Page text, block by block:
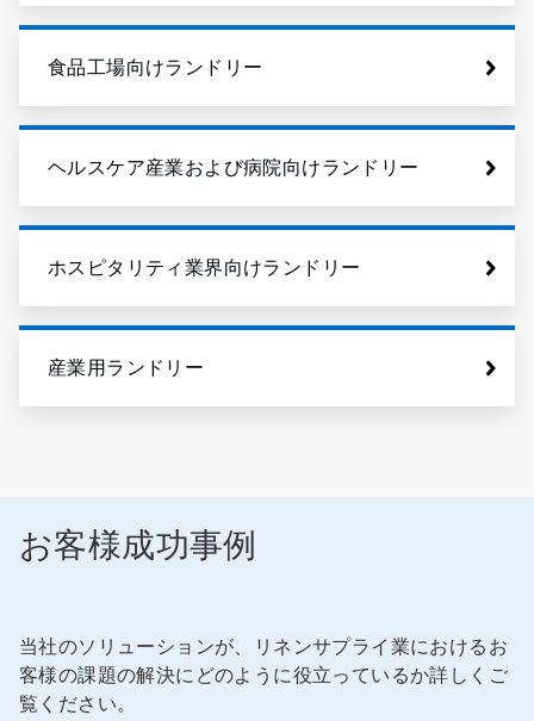
食品工場向けランドリー
ヘルスケア産業および病院向けランドリー
ホスピタリティ業界向けランドリー
産業用ランドリー
お客様成功事例
当社のソリューションが、リネンサプライ業におけるお
客様の課題の解決にどのように役立っているか詳しくご
覧ください。